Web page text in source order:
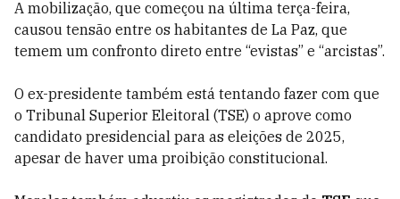
A mobilização, que começou na última terça-feira,
causou tensão entre os habitantes de La Paz, que
temem um confronto direto entre “evistas” e “arcistas”.
O ex-presidente também está tentando fazer com que
o Tribunal Superior Eleitoral (TSE) o aprove como
candidato presidencial para as eleições de 2025,
apesar de haver uma proibição constitucional.